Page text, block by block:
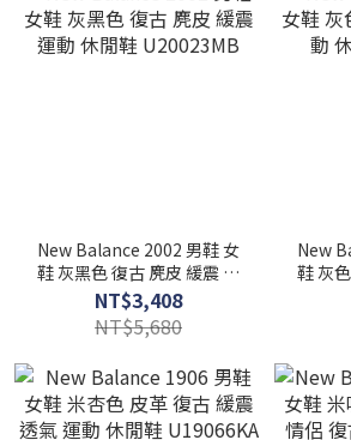
New Balance 2002 男鞋 女
鞋 灰黑色 復古 麂皮 緩震 運
動 休閒鞋 U20023MB
NT$3,408
NT$5,680
New
鞋 灰